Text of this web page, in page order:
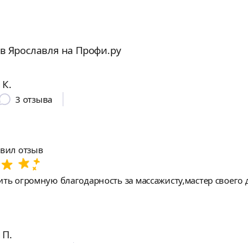
Ярославля на Профи.ру
К.
3 отзыва
отзыв
огромную благодарность за массажисту,мастер
П.